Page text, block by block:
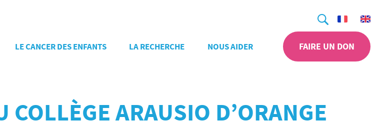
Recherche
LE CANCER DES ENFANTS LA RECHERCHE NOUS AIDER FAIRE UN DON
COLLÈGE ARAUSIO D’ORANGE